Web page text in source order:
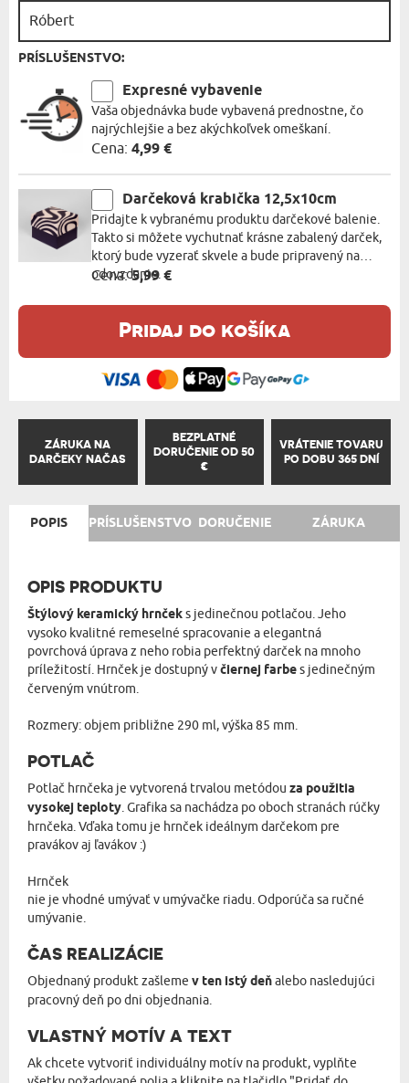
PRÍSLUŠENSTVO:
Expresné vybavenie
Vaša objednávka bude vybavená prednostne, čo
najrýchlejšie a bez akýchkoľvek omeškaní.
Cena: 4,99 €
Darčeková krabička 12,5x10cm
Pridajte k vybranému produktu darčekové balenie.
Takto si môžete vychutnať krásne zabalený darček,
ktorý bude vyzerať skvele a bude pripravený na
odovzdanie.
Cena:5,99 €
Pridaj do košíka
ZÁRUKA NA
DARČEKY NAČAS
BEZPLATNÉ
DORUČENIE OD 50
€
VRÁTENIE TOVARU
PO DOBU 365 DNÍ
POPIS PRÍSLUŠENSTVO DORUČENIE ZÁRUKA
OPIS PRODUKTU
Štýlový keramický hrnčeks jedinečnou potlačou. Jeho
vysoko kvalitné remeselné spracovanie a elegantná
povrchová úprava z neho robia perfektný darček na mnoho
príležitostí. Hrnček je dostupný včiernej farbes jedinečným
červeným vnútrom.
Rozmery: objem približne 290 ml, výška 85 mm.
POTLAČ
Potlač hrnčeka je vytvorená trvalou metódou za použitia
vysokej teploty . Grafika sa nachádza po oboch stranách rúčky
hrnčeka. Vďaka tomu je hrnček ideálnym darčekom pre
pravákov aj ľavákov :)
Hrnček
nie je vhodné umývať v umývačke riadu. Odporúča sa ručné
umývanie.
ČAS REALIZÁCIE
Objednaný produkt zašleme v ten istý deňalebo nasledujúci
pracovný deň po dni objednania.
VLASTNÝ MOTÍV A TEXT
Ak chcete vytvoriť individuálny motív na produkt, vyplňte